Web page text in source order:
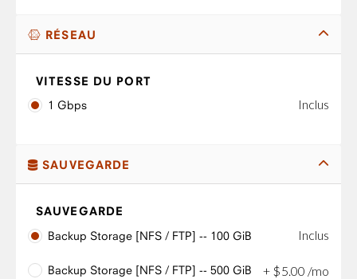
RÉSEAU
VITESSE DU PORT
1 Gbps
Inclus
SAUVEGARDE
SAUVEGARDE
Backup Storage [NFS / FTP] -- 100 GiB
Inclus
Backup Storage [NFS / FTP] -- 500 GiB + $5 00 /mo